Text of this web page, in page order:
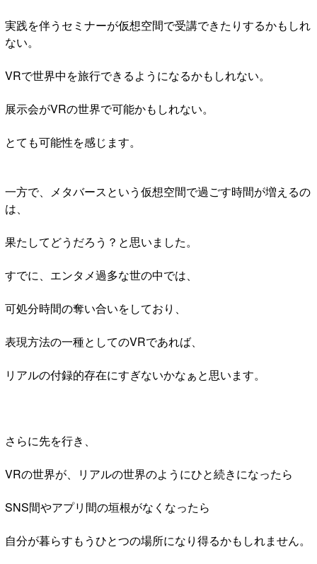
実践を伴うセミナーが仮想空間で受講できたりするかもしれ
ない。
VRで世界中を旅行できるようになるかもしれない。
展示会がVRの世界で可能かもしれない。
とても可能性を感じます。
一方で、メタバースという仮想空間で過ごす時間が増えるの
は、
果たしてどうだろう？と思いました。
すでに、エンタメ過多な世の中では、
可処分時間の奪い合いをしており、
表現方法の一種としてのVRであれば、
リアルの付録的存在にすぎないかなぁと思います。
さらに先を行き、
VRの世界が、リアルの世界のようにひと続きになったら
SNS間やアプリ間の垣根がなくなったら
自分が暮らすもうひとつの場所になり得るかもしれません。